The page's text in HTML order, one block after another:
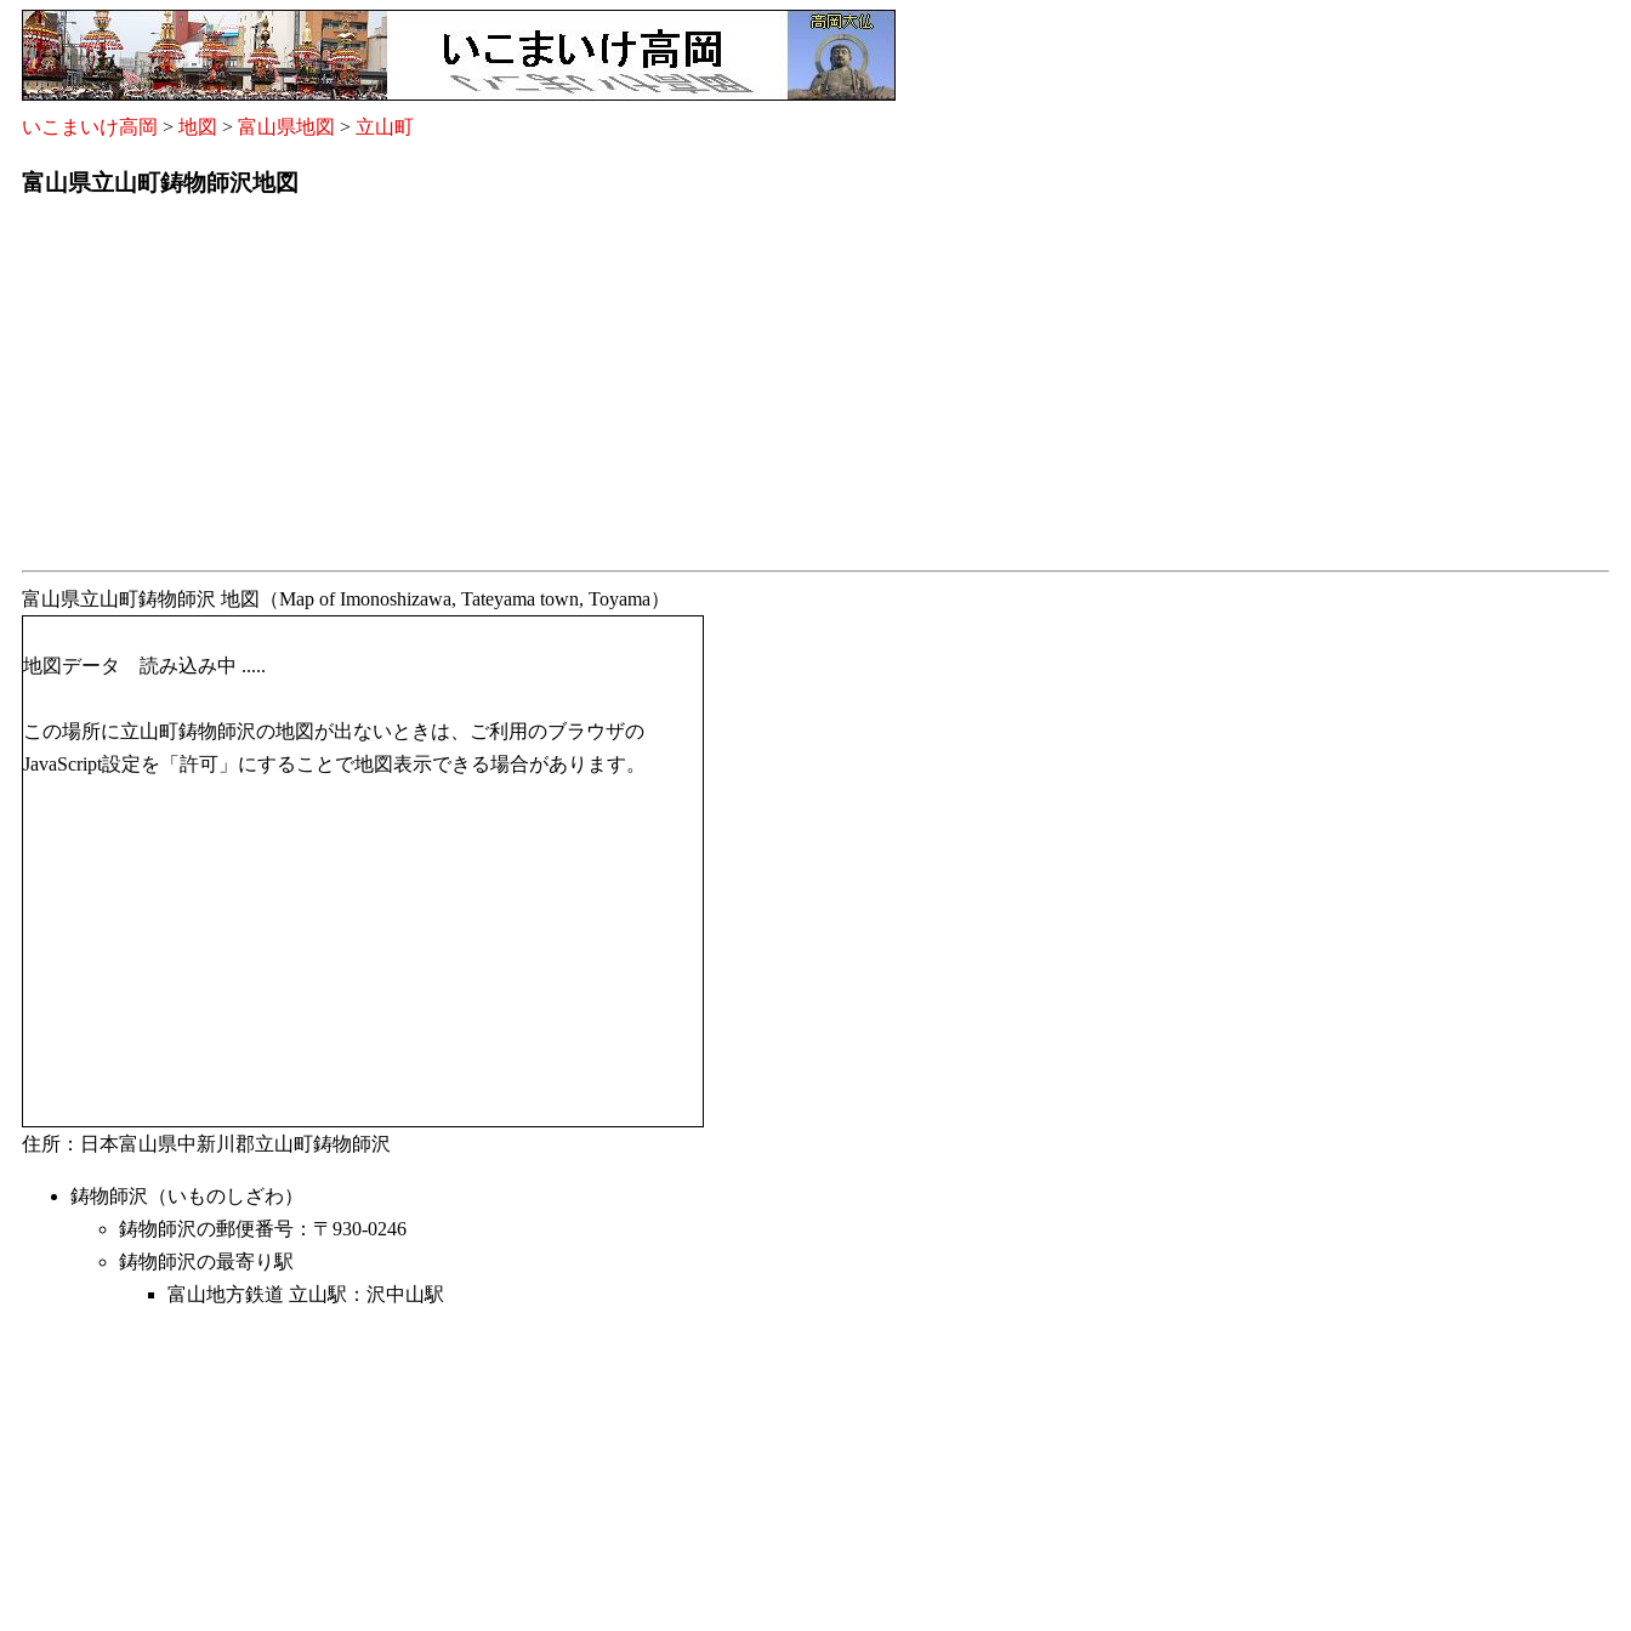
いこまいけ高岡 > 地図 > 富山県地図 > 立山町
富山県立山町鋳物師沢地図
富山県立山町鋳物師沢 地図（Map of Imonoshizawa, Tateyama town, Toyama）
地図データ 読み込み中 .....
この場所に立山町鋳物師沢の地図が出ないときは、ご利用のブラウザの
JavaScript設定を「許可」にすることで地図表示できる場合があります。
住所：日本富山県中新川郡立山町鋳物師沢
鋳物師沢（いものしざわ）
鋳物師沢の郵便番号：〒930-0246
鋳物師沢の最寄り駅
富山地方鉄道 立山駅：沢中山駅